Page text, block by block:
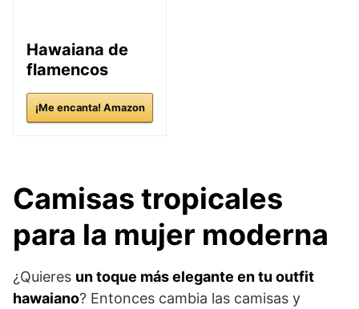
Hawaiana de
flamencos
¡Me encanta! Amazon
Camisas tropicales
para la mujer moderna
¿Quieres un toque más elegante en tu outfit
hawaiano? Entonces cambia las camisas y